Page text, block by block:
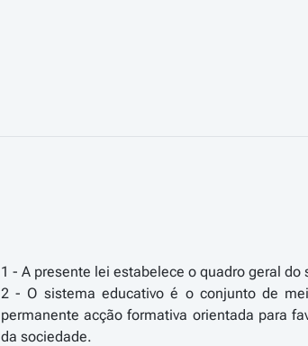
1 - A presente lei estabelece o quadro geral do
2 - O sistema educativo é o conjunto de
permanente acção formativa orientada para
da sociedade.